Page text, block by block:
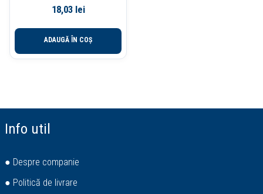
ESSELTE
18,03 lei
ADAUGĂ ÎN COȘ
Info util
● Despre companie
● Politică de livrare